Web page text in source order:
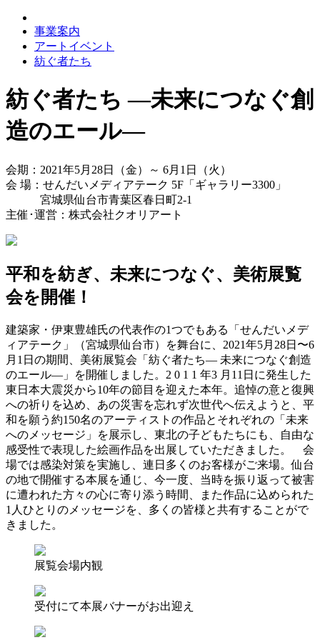
事業案内
アートイベント
紡ぐ者たち
紡ぐ者たち ―未来につなぐ創
造のエール―
会期：2021年5月28日（金）～ 6月1日（火）
会 場：せんだいメディアテーク 5F「ギャラリー3300」
宮城県仙台市青葉区春日町2-1
主催･運営：株式会社クオリアート
平和を紡ぎ、未来につなぐ、美術展覧
会を開催！
建築家・伊東豊雄氏の代表作の1つでもある「せんだいメデ
ィアテーク」（宮城県仙台市）を舞台に、2021年5月28日〜6
月1日の期間、美術展覧会「紡ぐ者たち― 未来につなぐ創造
のエール―」を開催しました。2 0 1 1 年3 月11日に発生した
東日本大震災から10年の節目を迎えた本年。追悼の意と復興
への祈りを込め、あの災害を忘れず次世代へ伝えようと、平
和を願う約150名のアーティストの作品とそれぞれの「未来
へのメッセージ」を展示し、東北の子どもたちにも、自由な
感受性で表現した絵画作品を出展していただきました。 会
場では感染対策を実施し、連日多くのお客様がご来場。仙台
の地で開催する本展を通じ、今一度、当時を振り返って被害
に遭われた方々の心に寄り添う時間、また作品に込められた
1人ひとりのメッセージを、多くの皆様と共有することがで
きました。
展覧会場内観
受付にて本展バナーがお出迎え